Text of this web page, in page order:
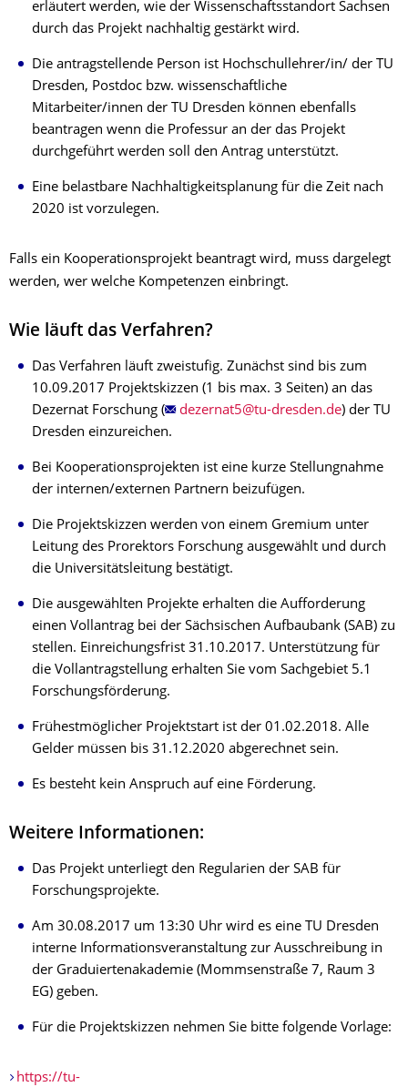
erläutert werden, wie der Wissenschaftsstandort Sachsen
durch das Projekt nachhaltig gestärkt wird.
Die antragstellende Person ist Hochschullehrer/in/ der TU
Dresden, Postdoc bzw. wissenschaftliche
Mitarbeiter/innen der TU Dresden können ebenfalls
beantragen wenn die Professur an der das Projekt
durchgeführt werden soll den Antrag unterstützt.
Eine belastbare Nachhaltigkeitsplanung für die Zeit nach
2020 ist vorzulegen.
Falls ein Kooperationsprojekt beantragt wird, muss dargelegt
werden, wer welche Kompetenzen einbringt.
Wie läuft das Verfahren?
Das Verfahren läuft zweistufig. Zunächst sind bis zum
10.09.2017 Projektskizzen (1 bis max. 3 Seiten) an das
Dezernat Forschung (
) der TU
Dresden einzureichen.
Bei Kooperationsprojekten ist eine kurze Stellungnahme
der internen/externen Partnern beizufügen.
Die Projektskizzen werden von einem Gremium unter
Leitung des Prorektors Forschung ausgewählt und durch
die Universitätsleitung bestätigt.
Die ausgewählten Projekte erhalten die Aufforderung
einen Vollantrag bei der Sächsischen Aufbaubank (SAB) zu
stellen. Einreichungsfrist 31.10.2017. Unterstützung für
die Vollantragstellung erhalten Sie vom Sachgebiet 5.1
Forschungsförderung.
Frühestmöglicher Projektstart ist der 01.02.2018. Alle
Gelder müssen bis 31.12.2020 abgerechnet sein.
Es besteht kein Anspruch auf eine Förderung.
Weitere Informationen:
Das Projekt unterliegt den Regularien der SAB für
Forschungsprojekte.
Am 30.08.2017 um 13:30 Uhr wird es eine TU Dresden
interne Informationsveranstaltung zur Ausschreibung in
der Graduiertenakademie (Mommsenstraße 7, Raum 3
EG) geben.
Für die Projektskizzen nehmen Sie bitte folgende Vorlage:
https://tu-